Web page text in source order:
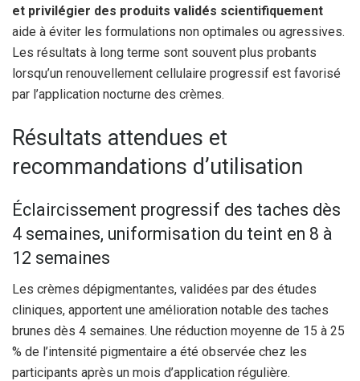
et privilégier des produits validés scientifiquement
aide à éviter les formulations non optimales ou agressives.
Les résultats à long terme sont souvent plus probants
lorsqu’un renouvellement cellulaire progressif est favorisé
par l’application nocturne des crèmes.
Résultats attendues et
recommandations d’utilisation
Éclaircissement progressif des taches dès
4 semaines, uniformisation du teint en 8 à
12 semaines
Les crèmes dépigmentantes, validées par des études
cliniques, apportent une amélioration notable des taches
brunes dès 4 semaines. Une réduction moyenne de 15 à 25
% de l’intensité pigmentaire a été observée chez les
participants après un mois d’application régulière.